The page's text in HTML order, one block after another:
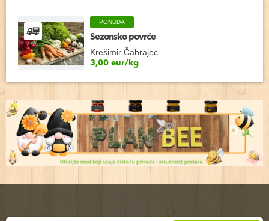
PONUDA
Sezonsko povrće
Krešimir Čabrajec
3,00 eur/kg